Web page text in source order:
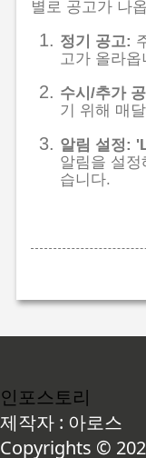
별로 공고가 나
정기 공고:
고가 올라옵
수시/추가
기 위해 매
알림 설정:
알림을 설
습니다.
인포스토리
제작자 : 아로스
Copyrights ©